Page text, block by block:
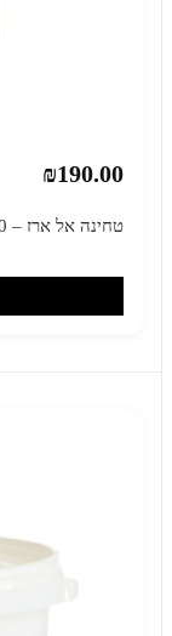
₪190.00
טחינה אל ארז – 500 גרם × 12 יחידות (מארז)